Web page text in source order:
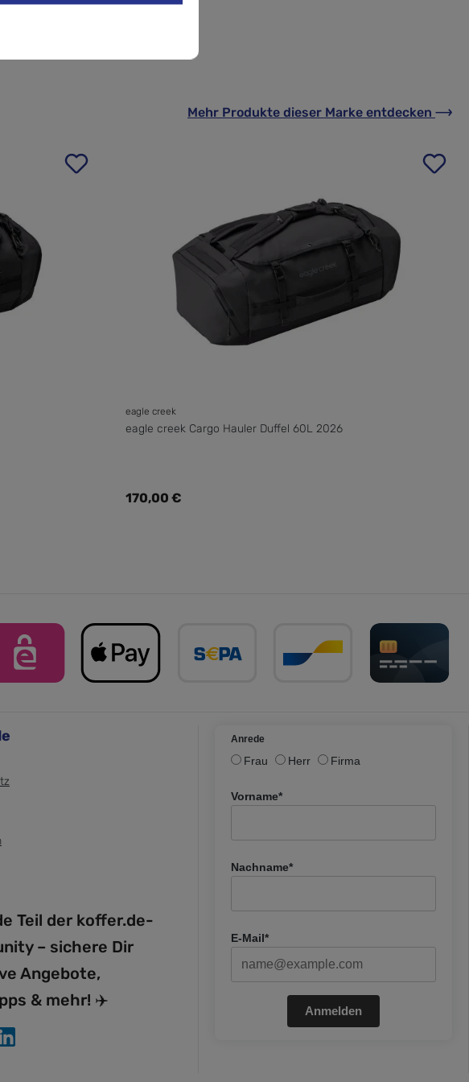
Mehr Produkte dieser Marke entdecken
eagle creek
eagle creek Cargo Hauler Duffel 60L 2026
Regulärer Preis:
170,00 €
Teil der koffer.de-
– sichere Dir
Angebote,
& mehr! ✈️
Anrede
Frau Herr Firma
Vorname*
Nachname*
E-Mail*
Anmelden